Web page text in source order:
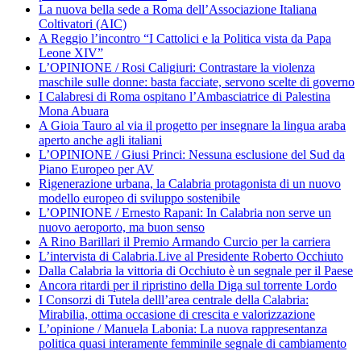
La nuova bella sede a Roma dell’Associazione Italiana
Coltivatori (AIC)
A Reggio l’incontro “I Cattolici e la Politica vista da Papa
Leone XIV”
L’OPINIONE / Rosi Caligiuri: Contrastare la violenza
maschile sulle donne: basta facciate, servono scelte di governo
I Calabresi di Roma ospitano l’Ambasciatrice di Palestina
Mona Abuara
A Gioia Tauro al via il progetto per insegnare la lingua araba
aperto anche agli italiani
L’OPINIONE / Giusi Princi: Nessuna esclusione del Sud da
Piano Europeo per AV
Rigenerazione urbana, la Calabria protagonista di un nuovo
modello europeo di sviluppo sostenibile
L’OPINIONE / Ernesto Rapani: In Calabria non serve un
nuovo aeroporto, ma buon senso
A Rino Barillari il Premio Armando Curcio per la carriera
L’intervista di Calabria.Live al Presidente Roberto Occhiuto
Dalla Calabria la vittoria di Occhiuto è un segnale per il Paese
Ancora ritardi per il ripristino della Diga sul torrente Lordo
I Consorzi di Tutela delll’area centrale della Calabria:
Mirabilia, ottima occasione di crescita e valorizzazione
L’opinione / Manuela Labonia: La nuova rappresentanza
politica quasi interamente femminile segnale di cambiamento